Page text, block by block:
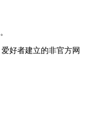
爱好者建立的非官方网